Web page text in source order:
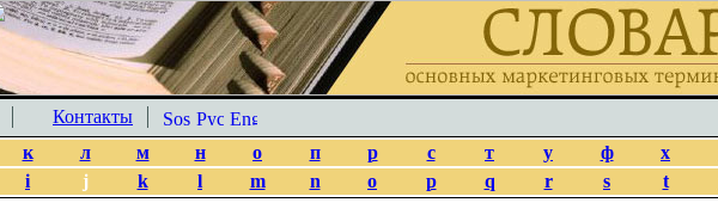
Контакты
к л м н о п р с т у ф х
i j k l m n o p q r s t